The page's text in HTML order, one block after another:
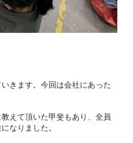
きます。今回は会社にあった
えて頂いた甲斐もあり、全員
なりました。